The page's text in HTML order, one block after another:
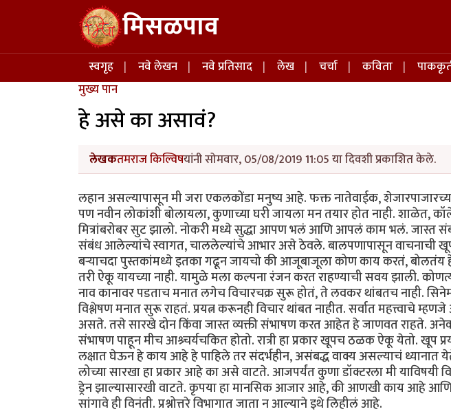
Skip to main content मिसळपाव
Main navigation
स्वगृह नवे लेखन नवे प्रतिसाद लेख चर्चा कविता
मुख्य पान
हे असे का असावं?
लेखकतमराज किल्विषयांनी सोमवार, 05/08/2019 11:05 या दिवशी प्रकाशित केले.
लहान असल्यापासून मी जरा एकलकोंडा मनुष्य आहे. फक्त नातेवाईक,
पण नवीन लोकांशी बोलायला, कुणाच्या घरी जायला मन तयार होत नाही. शाळेत,
मित्रांबरोबर सुट झालो. नोकरी मध्ये सुद्धा आपण भलं आणि आपलं काम भलं. जास्त
संबंध आलेल्यांचे स्वागत, चाललेल्यांचे आभार असे ठेवले. बालपणापासून वाचनाची
बऱ्याचदा पुस्तकांमध्ये इतका गढून जायचो की आजूबाजूला कोण काय करतं, बोलतंय
तरी ऐकू यायच्या नाही. यामुळे मला कल्पना रंजन करत राहण्याची सवय झाली.
नाव कानावर पडताच मनात लगेच विचारचक्र सुरू होतं, ते लवकर थांबतच नाही.
विश्लेषण मनात सुरू राहतं. प्रयत्न करूनही विचार थांबत नाहीत. सर्वात महत्त्वाचे
असते. तसे सारखे दोन किंवा जास्त व्यक्ती संभाषण करत आहेत हे जाणवत राहते.
संभाषण पाहून मीच आश्र्चर्यचकित होतो. रात्री हा प्रकार खूपच ठळक ऐकू येतो. खूप
लक्षात घेऊन हे काय आहे हे पाहिले तर संदर्भहीन, असंबद्ध वाक्य असल्याचं ध्यानात
लोच्या सारखा हा प्रकार आहे का असे वाटते. आजपर्यंत कुणा डॉक्टरला मी याविषयी
ड्रेन झाल्यासारखी वाटते. कृपया हा मानसिक आजार आहे, की आणखी काय आहे
सांगावे ही विनंती. प्रश्नोत्तरे विभागात जाता न आल्याने इथे लिहीलं आहे.